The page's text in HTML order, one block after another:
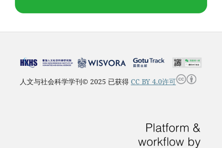
人文与社会科学学刊© 2025 已获得 CC BY 4.0许可